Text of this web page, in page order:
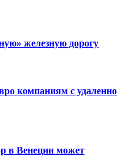
железную дорогу
компаниям с удаленно
в Венеции может